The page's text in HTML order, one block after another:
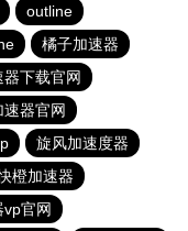
outline
橘子加速器
下载官网
器官网
旋风加速度器
橙加速器
vp官网